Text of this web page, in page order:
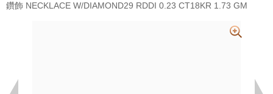
鑽飾 NECKLACE W/DIAMOND29 RDDI 0.23 CT18KR 1.73 GM